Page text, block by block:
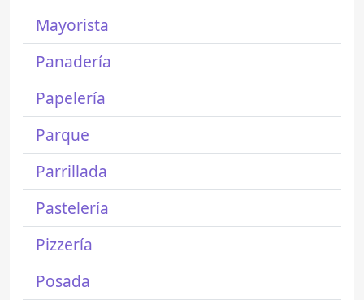
Mayorista
Panadería
Papelería
Parque
Parrillada
Pastelería
Pizzería
Posada